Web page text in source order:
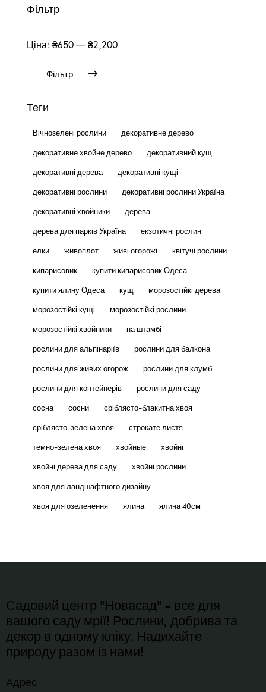
Фільтр
Фільтр
Ціна: ₴650—₴2,200
Теги
Вічнозелені рослини
декоративне дерево
декоративне хвойне дерево
декоративний кущ
декоративні дерева
декоративні кущі
декоративні рослини
декоративні рослини Україна
декоративні хвойники
дерева
дерева для парків Україна
екзотичні рослин
елки
живоплот живі огорожі
квітучі рослини
кипарисовик
купити кипарисовик Одеса
купити ялину Одеса
кущ
морозостійкі дерева
морозостійкі кущі
морозостійкі рослини
морозостійкі хвойники
на штамбі
рослини для альпінаріїв
рослини для балкона
рослини для живих огорож
рослини для клумб
рослини для контейнерів
рослини для саду
сосна
сосни
сріблясто-блакитна хвоя
сріблясто-зелена хвоя
строкате листя
темно-зелена хвоя
хвойные
хвойні
хвойні дерева для саду
хвойні рослини
хвоя для ландшафтного дизайну
хвоя для озеленення
ялина ялина 40см
Садовий центр "Новасад" - все для
вашого саду мрії! Рослини, добрива та
декор в одному кліку. Надихайте
природу разом із нами!
Адрес